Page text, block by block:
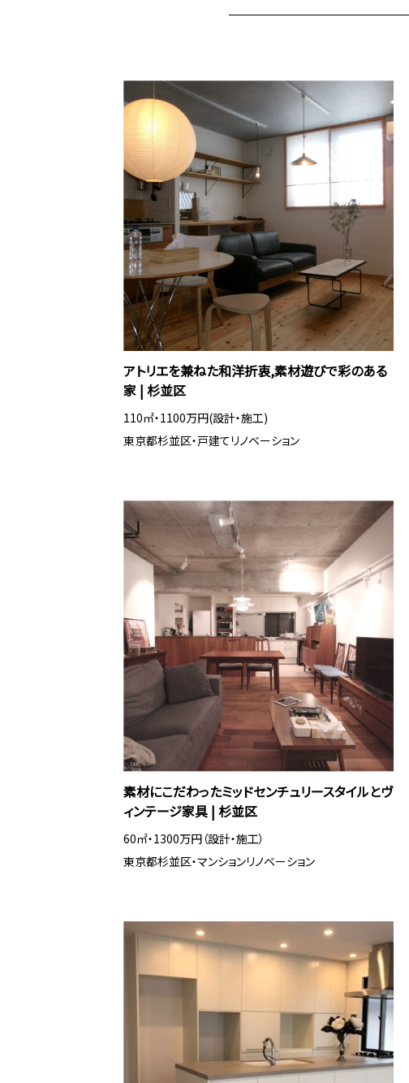
アトリエを兼ねた和洋折衷,素材遊びで彩のある
家 | 杉並区
110㎡・1100万円(設計・施工)
東京都杉並区・戸建てリノベーション
素材にこだわったミッドセンチュリースタイルとヴ
ィンテージ家具 | 杉並区
60㎡・1300万円（設計・施工）
東京都杉並区・マンションリノベーション